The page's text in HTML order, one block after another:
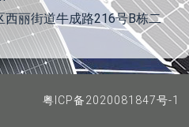
西丽街道牛成路216号B栋二
粤ICP备2020081847号-1